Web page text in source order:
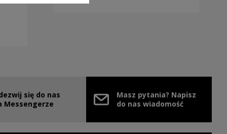
się do nas
Messengerze
link will open in a new window
Masz pytania? Napisz
do nas wiadomość